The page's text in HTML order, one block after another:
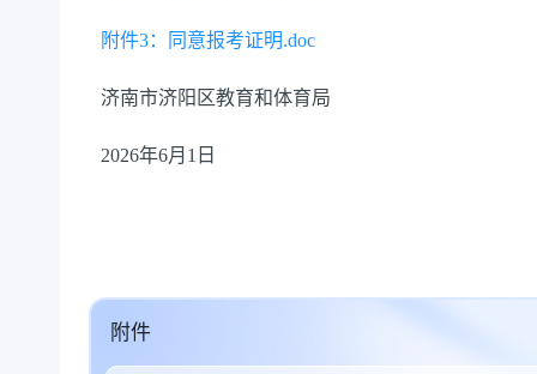
附件3：同意报考证明.doc
济南市济阳区教育和体育局
2026年6月1日
附件